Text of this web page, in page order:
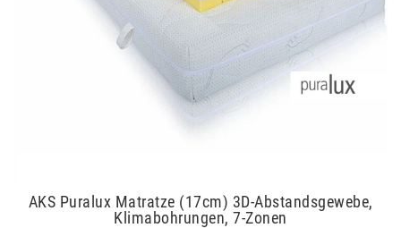
AKS Puralux Matratze (17cm) 3D-Abstandsgewebe,
Klimabohrungen, 7-Zonen